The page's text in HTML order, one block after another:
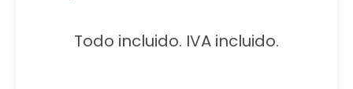
Todo incluido. IVA incluido.